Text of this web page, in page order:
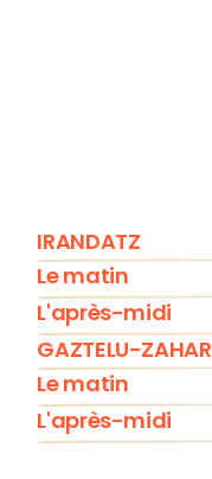
IRANDATZ
Le matin
L'après-midi
GAZTELU-ZAHAR
Le matin
L'après-midi